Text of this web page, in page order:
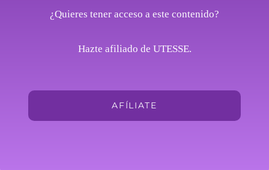
¿Quieres tener acceso a este contenido?
Hazte afiliado de UTESSE.
AFÍLIATE